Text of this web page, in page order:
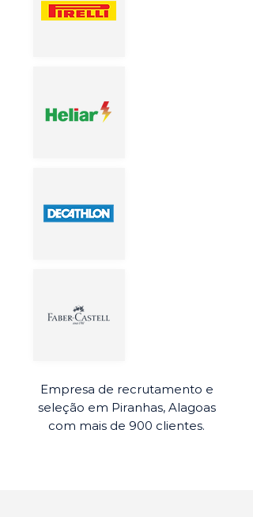
Empresa de recrutamento e
seleção em Piranhas, Alagoas
com mais de 900 clientes.